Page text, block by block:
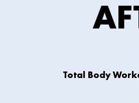
Total Body